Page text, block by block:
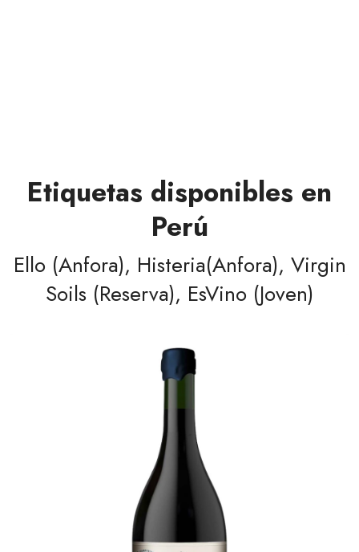
Etiquetas disponibles en
Perú
Ello (Anfora), Histeria(Anfora), Virgin
Soils (Reserva), EsVino (Joven)